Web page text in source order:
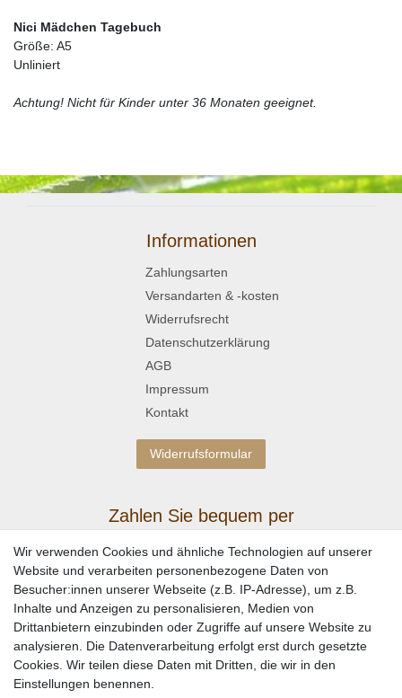
Nici Mädchen Tagebuch
Größe: A5
Unliniert
Achtung! Nicht für Kinder unter 36 Monaten geeignet.
Informationen
Zahlungsarten
Versandarten & -kosten
Widerrufsrecht
Datenschutzerklärung
AGB
Impressum
Kontakt
Widerrufsformular
Zahlen Sie bequem per
Wir verwenden Cookies und ähnliche Technologien auf unserer
Website und verarbeiten personenbezogene Daten von
Besucher:innen unserer Webseite (z.B. IP-Adresse), um z.B.
Inhalte und Anzeigen zu personalisieren, Medien von
Drittanbietern einzubinden oder Zugriffe auf unsere Website zu
analysieren. Die Datenverarbeitung erfolgt erst durch gesetzte
Cookies. Wir teilen diese Daten mit Dritten, die wir in den
Einstellungen benennen.